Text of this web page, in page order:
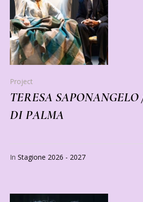
Project
TERESA
DI PALMA
In Stagione 2026 - 2027